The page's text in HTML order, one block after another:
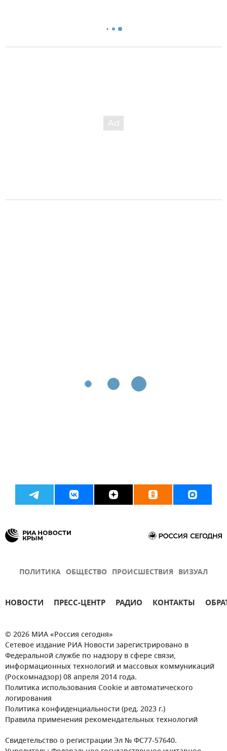
ПОЛИТИКА ОБЩЕСТВО ПРОИСШЕСТВИЯ ВИЗУАЛ
НОВОСТИ ПРЕСС-ЦЕНТР РАДИО КОНТАКТЫ
© 2026 МИА «Россия сегодня»
Сетевое издание РИА Новости зарегистрировано в
Федеральной службе по надзору в сфере связи,
информационных технологий и массовых коммуникаций
(Роскомнадзор) 08 апреля 2014 года.
Политика использования Cookie и автоматического
логирования
Политика конфиденциальности (ред. 2023 г.)
Правила применения рекомендательных технологий
Свидетельство о регистрации Эл № ФС77-57640.